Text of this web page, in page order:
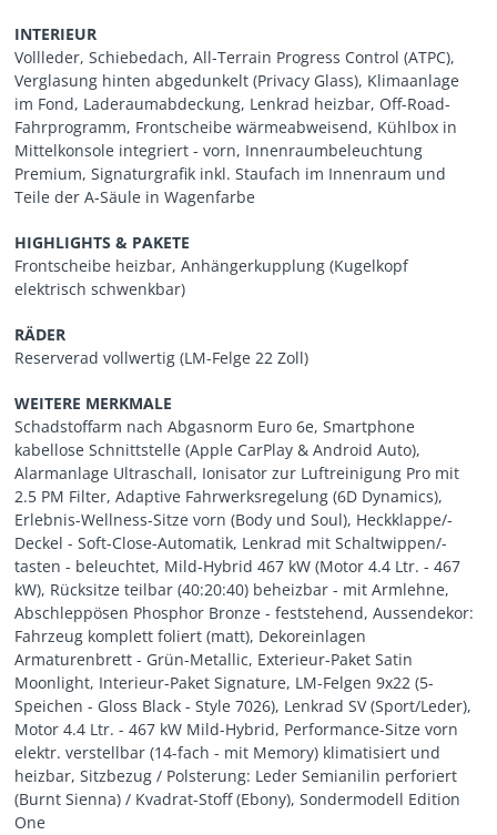
INTERIEUR
Vollleder, Schiebedach, All-Terrain Progress Control (ATPC),
Verglasung hinten abgedunkelt (Privacy Glass), Klimaanlage
im Fond, Laderaumabdeckung, Lenkrad heizbar, Off-Road-
Fahrprogramm, Frontscheibe wärmeabweisend, Kühlbox in
Mittelkonsole integriert - vorn, Innenraumbeleuchtung
Premium, Signaturgrafik inkl. Staufach im Innenraum und
Teile der A-Säule in Wagenfarbe
HIGHLIGHTS & PAKETE
Frontscheibe heizbar, Anhängerkupplung (Kugelkopf
elektrisch schwenkbar)
RÄDER
Reserverad vollwertig (LM-Felge 22 Zoll)
WEITERE MERKMALE
Schadstoffarm nach Abgasnorm Euro 6e, Smartphone
kabellose Schnittstelle (Apple CarPlay & Android Auto),
Alarmanlage Ultraschall, Ionisator zur Luftreinigung Pro mit
2.5 PM Filter, Adaptive Fahrwerksregelung (6D Dynamics),
Erlebnis-Wellness-Sitze vorn (Body und Soul), Heckklappe/-
Deckel - Soft-Close-Automatik, Lenkrad mit Schaltwippen/-
tasten - beleuchtet, Mild-Hybrid 467 kW (Motor 4.4 Ltr. - 467
kW), Rücksitze teilbar (40:20:40) beheizbar - mit Armlehne,
Abschleppösen Phosphor Bronze - feststehend, Aussendekor:
Fahrzeug komplett foliert (matt), Dekoreinlagen
Armaturenbrett - Grün-Metallic, Exterieur-Paket Satin
Moonlight, Interieur-Paket Signature, LM-Felgen 9x22 (5-
Speichen - Gloss Black - Style 7026), Lenkrad SV (Sport/Leder),
Motor 4.4 Ltr. - 467 kW Mild-Hybrid, Performance-Sitze vorn
elektr. verstellbar (14-fach - mit Memory) klimatisiert und
heizbar, Sitzbezug / Polsterung: Leder Semianilin perforiert
(Burnt Sienna) / Kvadrat-Stoff (Ebony), Sondermodell Edition
One